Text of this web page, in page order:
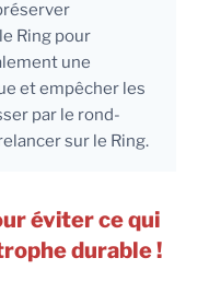
Ring pour
une
et empêcher les
par le rond-
sur le Ring.
éviter ce qui
durable !